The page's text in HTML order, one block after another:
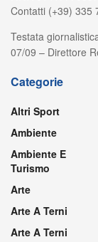
Contatti (+39) 335
Testata
07/09 – Direttore
Categorie
Altri Sport
Ambiente
Ambiente E
Turismo
Arte
Arte A Terni
Arte A Terni